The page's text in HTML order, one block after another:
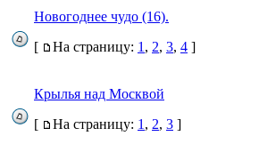
Новогоднее чудо (16).
[
На страницу: 1 , 2, 3, 4 ]
Крылья над Москвой
[
На страницу: 1 , 2, 3 ]